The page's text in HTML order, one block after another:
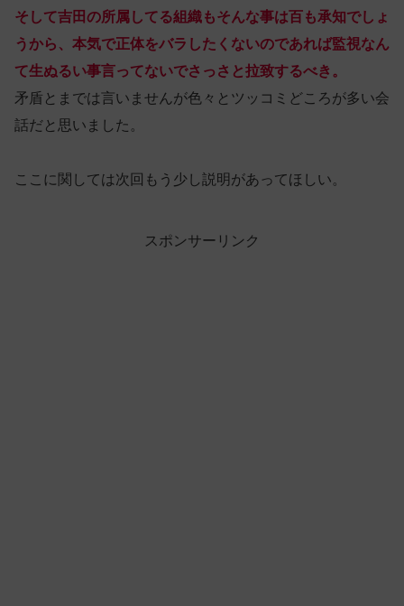
そして吉田の所属してる組織もそんな事は百も承知でしょ
うから、本気で正体をバラしたくないのであれば監視なん
て生ぬるい事言ってないでさっさと拉致するべき。
矛盾とまでは言いませんが色々とツッコミどころが多い会
話だと思いました。
ここに関しては次回もう少し説明があってほしい。
スポンサーリンク